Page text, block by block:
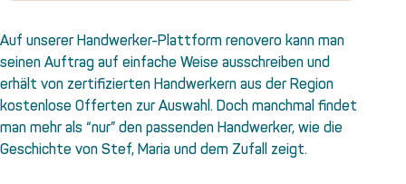
Auf unserer Handwerker-Plattform renovero kann man
seinen Auftrag auf einfache Weise ausschreiben und
erhält von zertifizierten Handwerkern aus der Region
kostenlose Offerten zur Auswahl. Doch manchmal findet
man mehr als “nur” den passenden Handwerker, wie die
Geschichte von Stef, Maria und dem Zufall zeigt.